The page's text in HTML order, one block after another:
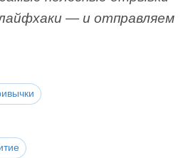
— и отправляем